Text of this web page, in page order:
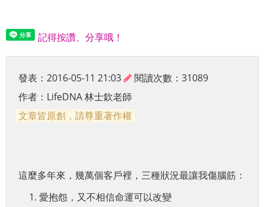
記得按讚、分享哦！
發表：2016-05-11 21:03
閱讀次數：31089
作者： LifeDNA 林士欽老師
文章皆原創，請尊重著作權
這麼多年來，幾萬個客戶裡，三種狀況最讓我傷腦筋：
愛抱怨，又不相信命運可以改變